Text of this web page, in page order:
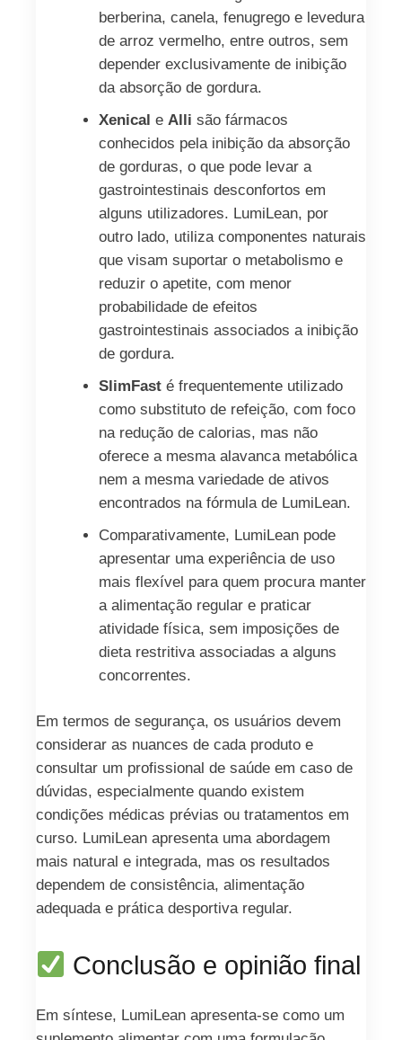
berberina, canela, fenugrego e levedura
de arroz vermelho, entre outros, sem
depender exclusivamente de inibição
da absorção de gordura.
Xenical e Alli são fármacos
conhecidos pela inibição da absorção
de gorduras, o que pode levar a
gastrointestinais desconfortos em
alguns utilizadores. LumiLean, por
outro lado, utiliza componentes naturais
que visam suportar o metabolismo e
reduzir o apetite, com menor
probabilidade de efeitos
gastrointestinais associados a inibição
de gordura.
SlimFasté frequentemente utilizado
como substituto de refeição, com foco
na redução de calorias, mas não
oferece a mesma alavanca metabólica
nem a mesma variedade de ativos
encontrados na fórmula de LumiLean.
Comparativamente, LumiLean pode
apresentar uma experiência de uso
mais flexível para quem procura manter
a alimentação regular e praticar
atividade física, sem imposições de
dieta restritiva associadas a alguns
concorrentes.
Em termos de segurança, os usuários devem
considerar as nuances de cada produto e
consultar um profissional de saúde em caso de
dúvidas, especialmente quando existem
condições médicas prévias ou tratamentos em
curso. LumiLean apresenta uma abordagem
mais natural e integrada, mas os resultados
dependem de consistência, alimentação
adequada e prática desportiva regular.
Conclusão e opinião final
Em síntese, LumiLean apresenta-se como um